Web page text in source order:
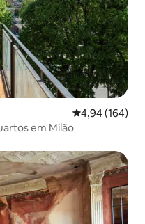
4,94 de uma
4,94 (164)
em Milão
hóspedes